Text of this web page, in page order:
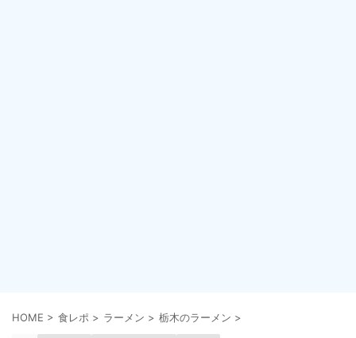
HOME > 食レポ > ラーメン > 栃木のラーメン >